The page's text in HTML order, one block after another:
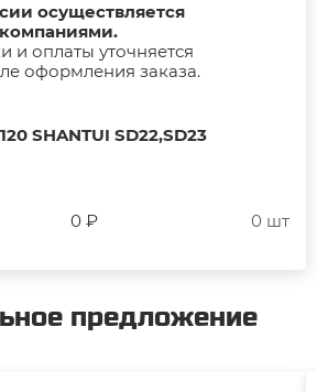
осуществляется
и оплаты уточняется
оформления заказа.
SHANTUI SD22,SD23
0 ₽ 0 шт
предложение